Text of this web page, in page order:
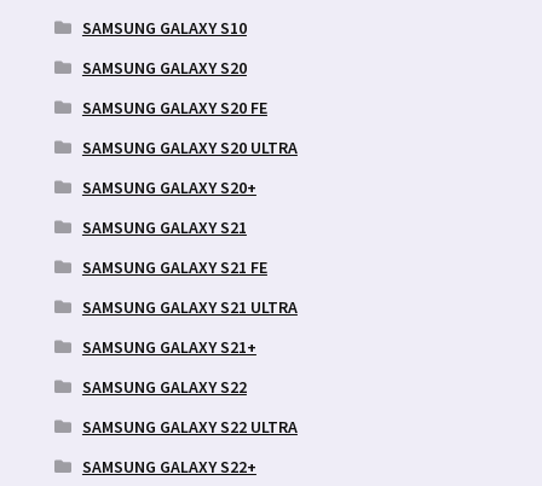
SAMSUNG GALAXY S10
SAMSUNG GALAXY S20
SAMSUNG GALAXY S20 FE
SAMSUNG GALAXY S20 ULTRA
SAMSUNG GALAXY S20+
SAMSUNG GALAXY S21
SAMSUNG GALAXY S21 FE
SAMSUNG GALAXY S21 ULTRA
SAMSUNG GALAXY S21+
SAMSUNG GALAXY S22
SAMSUNG GALAXY S22 ULTRA
SAMSUNG GALAXY S22+